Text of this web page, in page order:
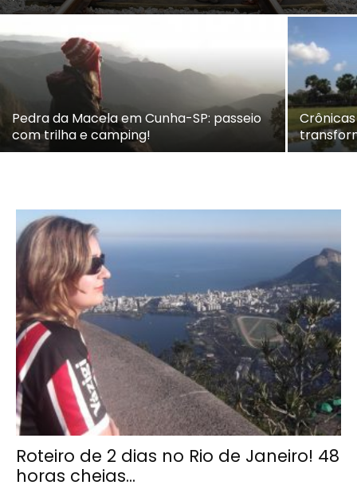
Pedra da Macela em Cunha-SP: passeio
com trilha e camping!
Roteiro de 2 dias no Rio de Janeiro! 48
horas cheias...